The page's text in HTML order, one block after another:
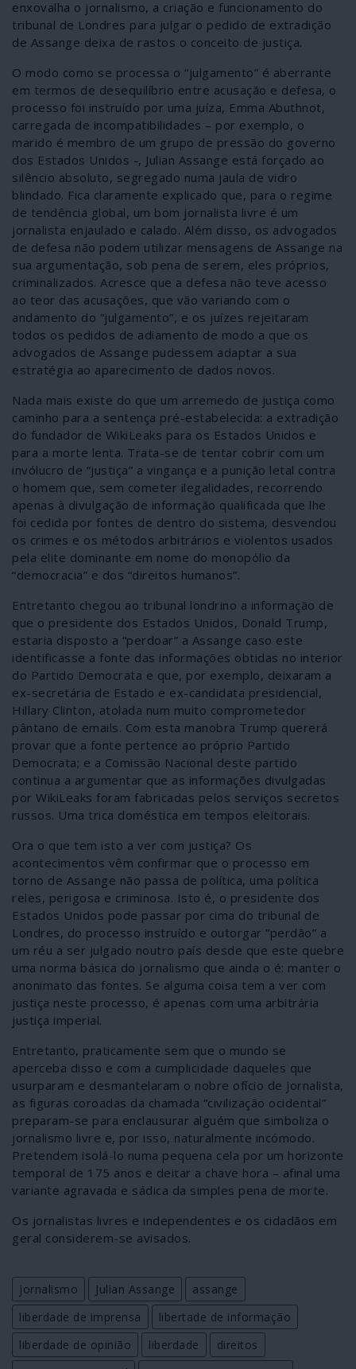
enxovalha o jornalismo, a criação e funcionamento do
tribunal de Londres para julgar o pedido de extradição
de Assange deixa de rastos o conceito de justiça.
O modo como se processa o “julgamento” é aberrante
em termos de desequilíbrio entre acusação e defesa, o
processo foi instruído por uma juíza, Emma Abuthnot,
carregada de incompatibilidades – por exemplo, o
marido é membro de um grupo de pressão do governo
dos Estados Unidos -, Julian Assange está forçado ao
silêncio absoluto, segregado numa jaula de vidro
blindado. Fica claramente explicado que, para o regime
de tendência global, um bom jornalista livre é um
jornalista enjaulado e calado. Além disso, os advogados
de defesa não podem utilizar mensagens de Assange na
sua argumentação, sob pena de serem, eles próprios,
criminalizados. Acresce que a defesa não teve acesso
ao teor das acusações, que vão variando com o
andamento do “julgamento”, e os juízes rejeitaram
todos os pedidos de adiamento de modo a que os
advogados de Assange pudessem adaptar a sua
estratégia ao aparecimento de dados novos.
Nada mais existe do que um arremedo de justiça como
caminho para a sentença pré-estabelecida: a extradição
do fundador de WikiLeaks para os Estados Unidos e
para a morte lenta. Trata-se de tentar cobrir com um
invólucro de “justiça” a vingança e a punição letal contra
o homem que, sem cometer ilegalidades, recorrendo
apenas à divulgação de informação qualificada que lhe
foi cedida por fontes de dentro do sistema, desvendou
os crimes e os métodos arbitrários e violentos usados
pela elite dominante em nome do monopólio da
“democracia” e dos “direitos humanos”.
Entretanto chegou ao tribunal londrino a informação de
que o presidente dos Estados Unidos, Donald Trump,
estaria disposto a “perdoar” a Assange caso este
identificasse a fonte das informações obtidas no interior
do Partido Democrata e que, por exemplo, deixaram a
ex-secretária de Estado e ex-candidata presidencial,
Hillary Clinton, atolada num muito comprometedor
pântano de emails. Com esta manobra Trump quererá
provar que a fonte pertence ao próprio Partido
Democrata; e a Comissão Nacional deste partido
continua a argumentar que as informações divulgadas
por WikiLeaks foram fabricadas pelos serviços secretos
russos. Uma trica doméstica em tempos eleitorais.
Ora o que tem isto a ver com justiça? Os
acontecimentos vêm confirmar que o processo em
torno de Assange não passa de política, uma política
reles, perigosa e criminosa. Isto é, o presidente dos
Estados Unidos pode passar por cima do tribunal de
Londres, do processo instruído e outorgar “perdão” a
um réu a ser julgado noutro país desde que este quebre
uma norma básica do jornalismo que ainda o é: manter o
anonimato das fontes. Se alguma coisa tem a ver com
justiça neste processo, é apenas com uma arbitrária
justiça imperial.
Entretanto, praticamente sem que o mundo se
aperceba disso e com a cumplicidade daqueles que
usurparam e desmantelaram o nobre ofício de jornalista,
as figuras coroadas da chamada “civilização ocidental”
preparam-se para enclausurar alguém que simboliza o
jornalismo livre e, por isso, naturalmente incómodo.
Pretendem isolá-lo numa pequena cela por um horizonte
temporal de 175 anos e deitar a chave hora – afinal uma
variante agravada e sádica da simples pena de morte.
Os jornalistas livres e independentes e os cidadãos em
geral considerem-se avisados.
jornalismo Julian Assange
assange
liberdade de imprensa
libertade de informação
liberdade de opinião
liberdade
direitos